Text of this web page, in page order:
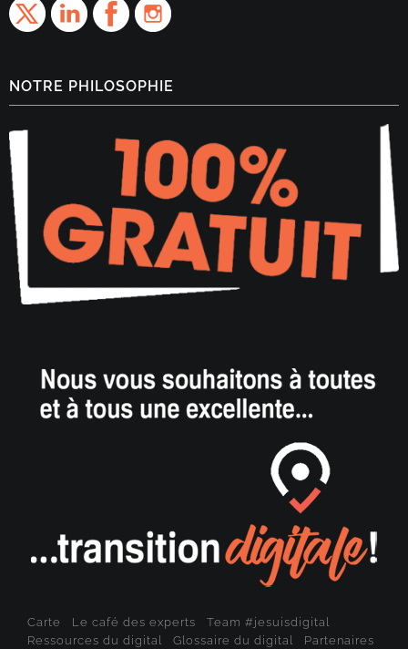
NOTRE PHILOSOPHIE
Carte Le café des experts
Team #jesuisdigital
Ressources du digital
Glossaire du digital Partenaires